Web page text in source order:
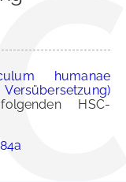
humanae
HSC-